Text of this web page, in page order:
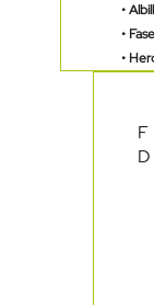
•
•
•